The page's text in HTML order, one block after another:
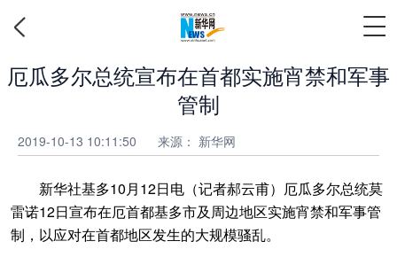
厄瓜多尔总统宣布在首都实施宵禁和军事
管制
2019-10-13 10:11:50 来源： 新华网
新华社基多10月12日电（记者郝云甫）厄瓜多尔总统莫
雷诺12日宣布在厄首都基多市及周边地区实施宵禁和军事管
制，以应对在首都地区发生的大规模骚乱。